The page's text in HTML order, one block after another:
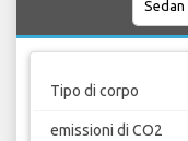
Tipo di corpo
emissioni di CO2